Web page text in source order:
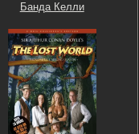
Банда Келли